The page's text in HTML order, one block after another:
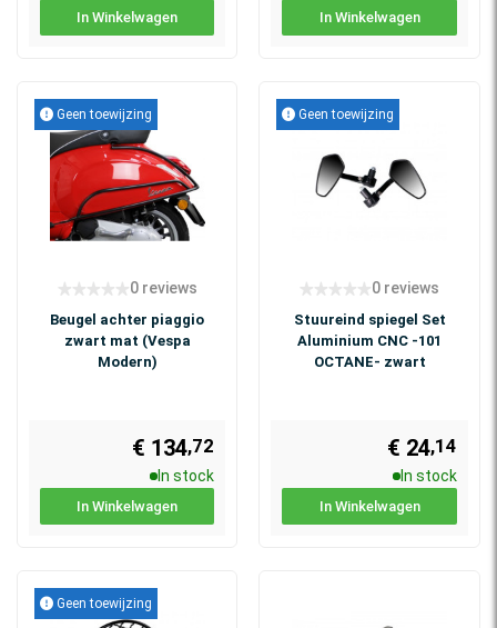
In Winkelwagen In Winkelwagen
Geen toewijzing
0 reviews
Beugel achter piaggio
zwart mat (Vespa
Modern)
€ 134,72
In stock
In Winkelwagen
Geen toewijzing
0 reviews
Stuureind spiegel Set
Aluminium CNC -101
OCTANE- zwart
€ 24,14
In stock
In Winkelwagen
Geen toewijzing